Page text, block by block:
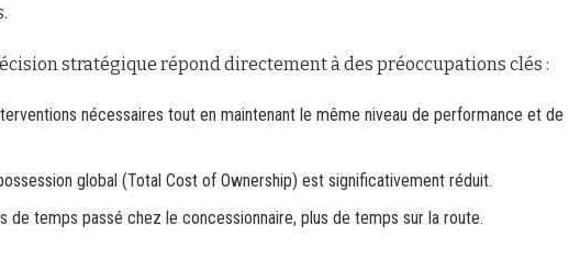
stratégique répond directement à des préoccupations clés :
nécessaires tout en maintenant le même niveau de performance et de
global (Total Cost of Ownership) est significativement réduit.
de temps passé chez le concessionnaire, plus de temps sur la route.